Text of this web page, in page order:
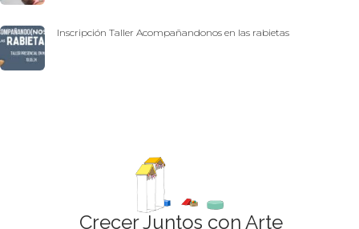
Inscripción Taller Acompañandonos en las rabietas
Crecer Juntos con Arte